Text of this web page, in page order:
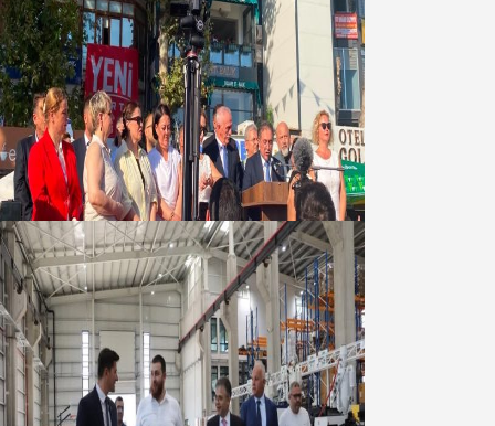
Yeni Parti Bandırma Teşkilatı kuruldu
06 Ağustos 2026